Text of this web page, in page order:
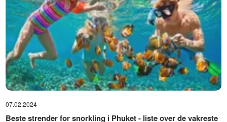
07.02.2024
Beste strender for snorkling i Phuket - liste over de vakreste